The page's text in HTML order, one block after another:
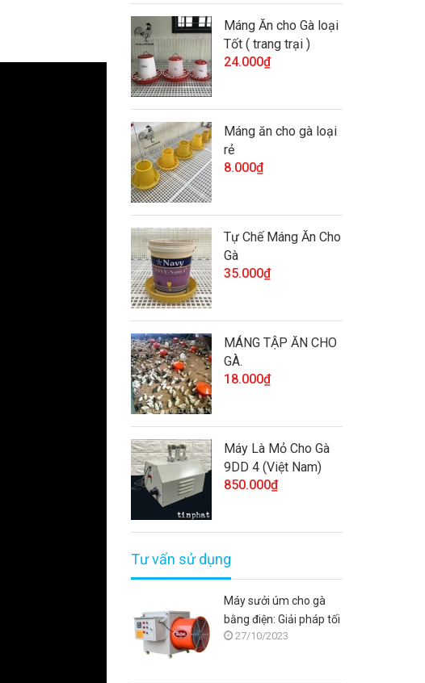
Máng Ăn cho Gà loại
Tốt ( trang trại )
24.000₫
Máng ăn cho gà loại
rẻ
8.000₫
Tự Chế Máng Ăn Cho
Gà
35.000₫
MÁNG TẬP ĂN CHO
GÀ.
18.000₫
Máy Là Mỏ Cho Gà
9DD 4 (Việt Nam)
850.000₫
Tư vấn sử dụng
Máy sưởi úm cho gà
bằng điện: Giải pháp tối
ưu cho người chăn nuôi
27/10/2023